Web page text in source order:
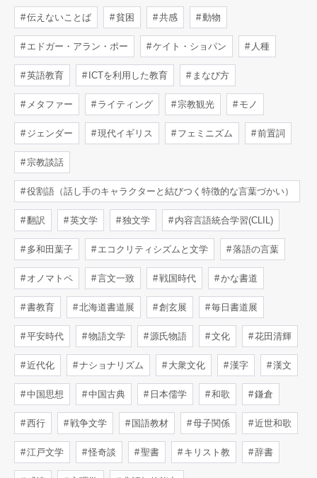
伝えないことば 貧困 共感 動物
エドガー・アラン・ポー ケイト・ショパン 人種
英語教育 ICTを利用した教育 まなび方
メタファー ライティング 宗教観光 モノ
ジェンダー 現代イギリス フェミニズム 前置詞
宗教談話
役割語（話し手のキャラクターと結びつく特徴的な言葉づかい）
翻訳 英文学 独文学 内容言語統合学習(CLIL)
多和田葉子 エコクリティシズムと文学 落語の言葉
オノマトペ 言文一致 戦国時代 かな書道
書教育 北海道書道展 創玄展 毎日書道展
平安時代 物語文学 源氏物語 文化 花田清輝
近代化 ナショナリズム 大衆文化 漢字 漢文
中国思想 中国古典 日本儒学 和歌 鎌倉
西行 戦争文学 国語教材 母子関係 近世和歌
江戸文学 怪奇談 聖書 キリスト教 辞書